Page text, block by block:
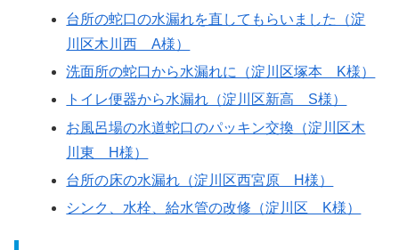
台所の蛇口の水漏れを直してもらいました（淀
川区木川西 A様）
洗面所の蛇口から水漏れに（淀川区塚本 K様）
トイレ便器から水漏れ（淀川区新高 S様）
お風呂場の水道蛇口のパッキン交換（淀川区木
川東 H様）
台所の床の水漏れ（淀川区西宮原 H様）
シンク、水栓、給水管の改修（淀川区 K様）